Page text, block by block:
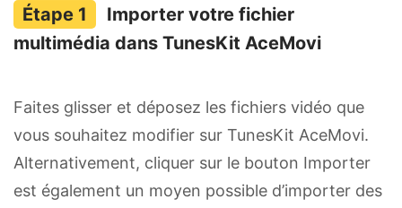
Importer votre fichier
multimédia dans TunesKit AceMovi
Faites glisser et déposez les fichiers vidéo que
vous souhaitez modifier sur TunesKit AceMovi.
Alternativement, cliquer sur le bouton Importer
est également un moyen possible d’importer des